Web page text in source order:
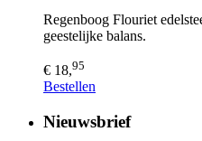
Regenboog Flouriet
geestelijke balans.
€ 18,95
Bestellen
Nieuwsbrief